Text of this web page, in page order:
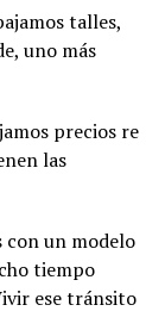
talles,
uno más
precios re
las
con un modelo
tiempo
ese tránsito